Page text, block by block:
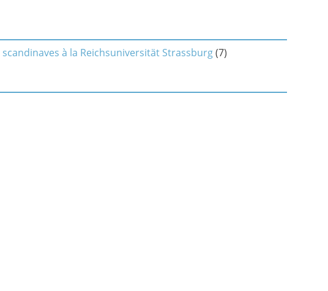
à la Reichsuniversität Strassburg(7)